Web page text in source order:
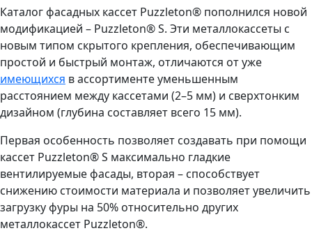
Каталог фасадных кассет Puzzleton® пополнился новой
модификацией – Puzzleton® S. Эти металлокассеты с
новым типом скрытого крепления, обеспечивающим
простой и быстрый монтаж, отличаются от уже
имеющихся в ассортименте уменьшенным
расстоянием между кассетами (2–5 мм) и сверхтонким
дизайном (глубина составляет всего 15 мм).
Первая особенность позволяет создавать при помощи
кассет Puzzleton® S максимально гладкие
вентилируемые фасады, вторая – способствует
снижению стоимости материала и позволяет увеличить
загрузку фуры на 50% относительно других
металлокассет Puzzleton®.